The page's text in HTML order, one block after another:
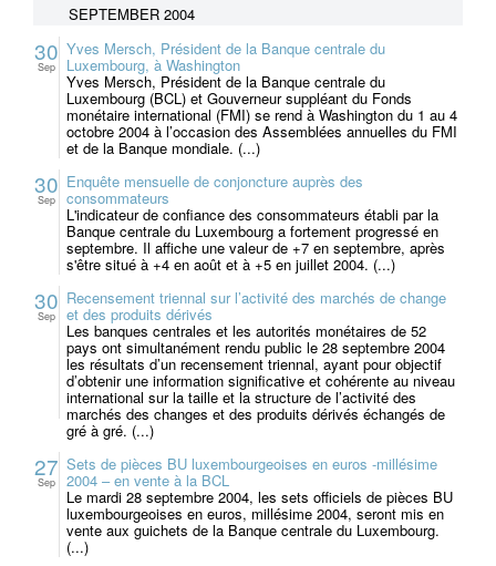
SEPTEMBER 2004
30
Sep
Yves Mersch, Président de la Banque centrale du
Luxembourg, à Washington
Yves Mersch, Président de la Banque centrale du
Luxembourg (BCL) et Gouverneur suppléant du Fonds
monétaire international (FMI) se rend à Washington du 1 au 4
octobre 2004 à l’occasion des Assemblées annuelles du FMI
et de la Banque mondiale. (...)
30
Sep
Enquête mensuelle de conjoncture auprès des
consommateurs
L'indicateur de confiance des consommateurs établi par la
Banque centrale du Luxembourg a fortement progressé en
septembre. Il affiche une valeur de +7 en septembre, après
s'être situé à +4 en août et à +5 en juillet 2004. (...)
30
Sep
Recensement triennal sur l’activité des marchés de change
et des produits dérivés
Les banques centrales et les autorités monétaires de 52
pays ont simultanément rendu public le 28 septembre 2004
les résultats d’un recensement triennal, ayant pour objectif
d’obtenir une information significative et cohérente au niveau
international sur la taille et la structure de l’activité des
marchés des changes et des produits dérivés échangés de
gré à gré. (...)
27
Sep
Sets de pièces BU luxembourgeoises en euros -millésime
2004 – en vente à la BCL
Le mardi 28 septembre 2004, les sets officiels de pièces BU
luxembourgeoises en euros, millésime 2004, seront mis en
vente aux guichets de la Banque centrale du Luxembourg.
(...)